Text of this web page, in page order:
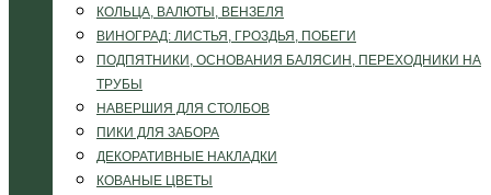
КОЛЬЦА, ВАЛЮТЫ, ВЕНЗЕЛЯ
ВИНОГРАД: ЛИСТЬЯ, ГРОЗДЬЯ, ПОБЕГИ
ПОДПЯТНИКИ, ОСНОВАНИЯ БАЛЯСИН, ПЕРЕХОДНИКИ НА
ТРУБЫ
НАВЕРШИЯ ДЛЯ СТОЛБОВ
ПИКИ ДЛЯ ЗАБОРА
ДЕКОРАТИВНЫЕ НАКЛАДКИ
КОВАНЫЕ ЦВЕТЫ